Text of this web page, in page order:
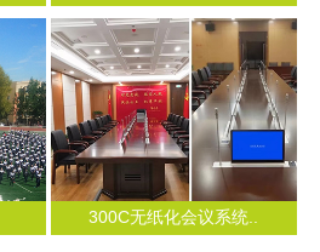
300C无纸化会议系统..